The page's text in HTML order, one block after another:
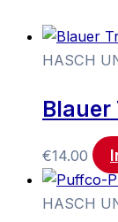
HASCH
Blauer
€14.00
HASCH